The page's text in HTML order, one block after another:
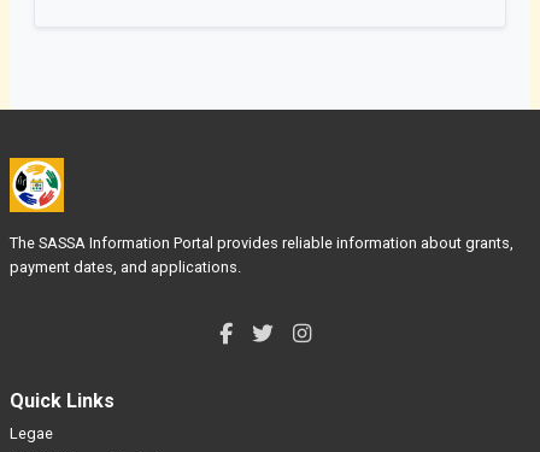
The SASSA Information Portal provides reliable information about grants,
payment dates, and applications.
Quick Links
Legae